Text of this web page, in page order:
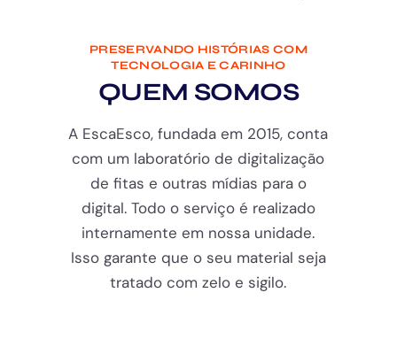
PRESERVANDO HISTÓRIAS COM
TECNOLOGIA E CARINHO
QUEM SOMOS
A EscaEsco, fundada em 2015, conta
com um laboratório de digitalização
de fitas e outras mídias para o
digital. Todo o serviço é realizado
internamente em nossa unidade.
Isso garante que o seu material seja
tratado com zelo e sigilo.